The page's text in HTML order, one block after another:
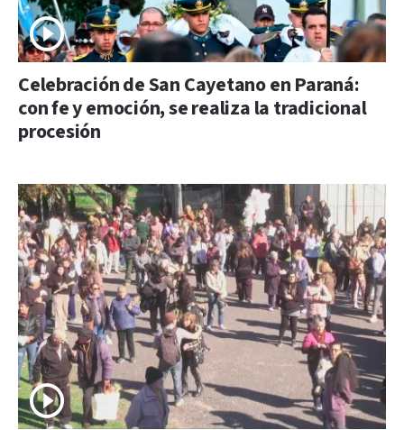
Celebración de San Cayetano en Paraná:
con fe y emoción, se realiza la tradicional
procesión